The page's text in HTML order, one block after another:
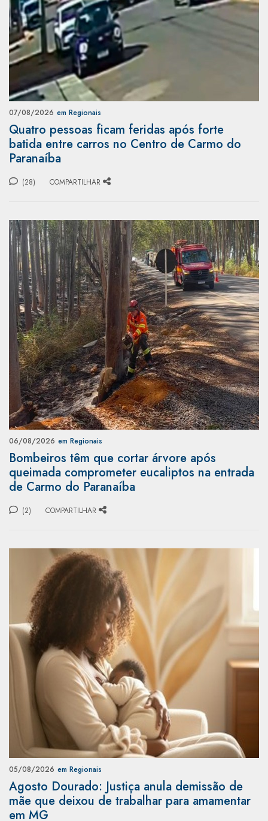
07/08/2026 em Regionais
Quatro pessoas ficam feridas após forte
batida entre carros no Centro de Carmo do
Paranaíba
(28) COMPARTILHAR
06/08/2026 em Regionais
Bombeiros têm que cortar árvore após
queimada comprometer eucaliptos na entrada
de Carmo do Paranaíba
(2) COMPARTILHAR
05/08/2026 em Regionais
Agosto Dourado: Justiça anula demissão de
mãe que deixou de trabalhar para amamentar
em MG